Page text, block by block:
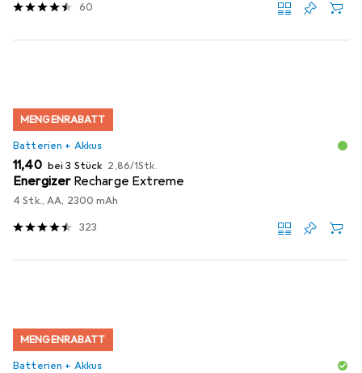
60
MENGENRABATT
Batterien + Akkus
EUR
11,40 bei 3 Stück EUR
2,86/1Stk.
Energizer Recharge Extreme
4 Stk., AA, 2300 mAh
323
MENGENRABATT
Batterien + Akkus